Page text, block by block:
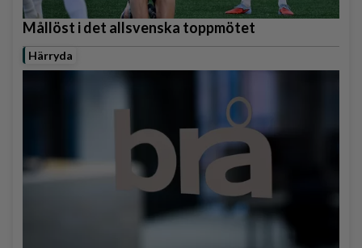
Mållöst i det allsvenska toppmötet
Härryda